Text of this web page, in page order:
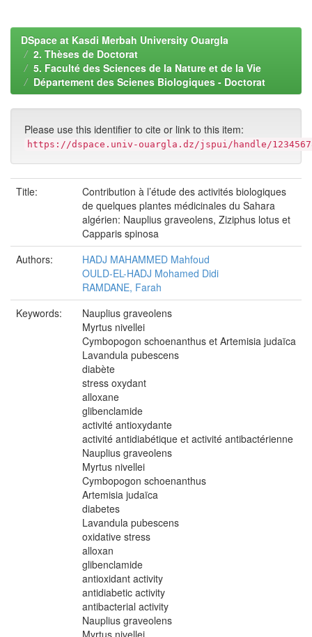
DSpace at Kasdi Merbah University Ouargla
2. Thèses de Doctorat
5. Faculté des Sciences de la Nature et de la Vie
Département des Scienes Biologiques - Doctorat
Please use this identifier to cite or link to this item:
https://dspace.univ-ouargla.dz/jspui/handle/
Title:
Contribution à l’étude des activités biologiques
de quelques plantes médicinales du Sahara
algérien: Nauplius graveolens, Ziziphus lotus et
Capparis spinosa
Authors:
HADJ MAHAMMED Mahfoud
OULD-EL-HADJ Mohamed Didi
RAMDANE, Farah
Keywords:
Nauplius graveolens
Myrtus nivellei
Cymbopogon schoenanthus et Artemisia judaïca
Lavandula pubescens
diabète
stress oxydant
alloxane
glibenclamide
activité antioxydante
activité antidiabétique et activité antibactérienne
Nauplius graveolens
Myrtus nivellei
Cymbopogon schoenanthus
Artemisia judaïca
diabetes
Lavandula pubescens
oxidative stress
alloxan
glibenclamide
antioxidant activity
antidiabetic activity
antibacterial activity
Nauplius graveolens
Myrtus nivellei